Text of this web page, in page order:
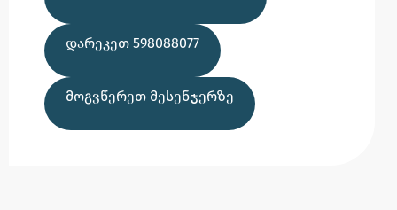
ᲓᲐᲠᲔᲙᲔᲗ 598088077
ᲛᲝᲒᲕᲬᲔᲠᲔᲗ ᲛᲔᲡᲔᲜᲯᲔᲠᲖᲔ